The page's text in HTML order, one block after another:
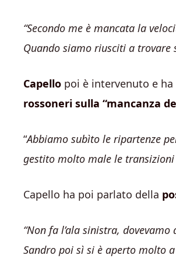
“Secondo me è mancata la
Quando siamo riusciti a
Capello poi è intervenuto e
rossoneri sulla “mancanza
“Abbiamo subìto le ripartenze
gestito molto male le
Capello ha poi parlato della
“Non fa l’ala sinistra,
Sandro poi sì si è aperto molto